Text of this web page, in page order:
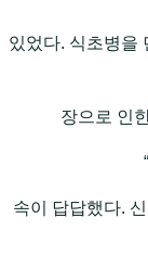
있었다. 식초병을
장으로 인
속이 답답했다.